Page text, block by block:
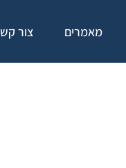
מאמרים צור